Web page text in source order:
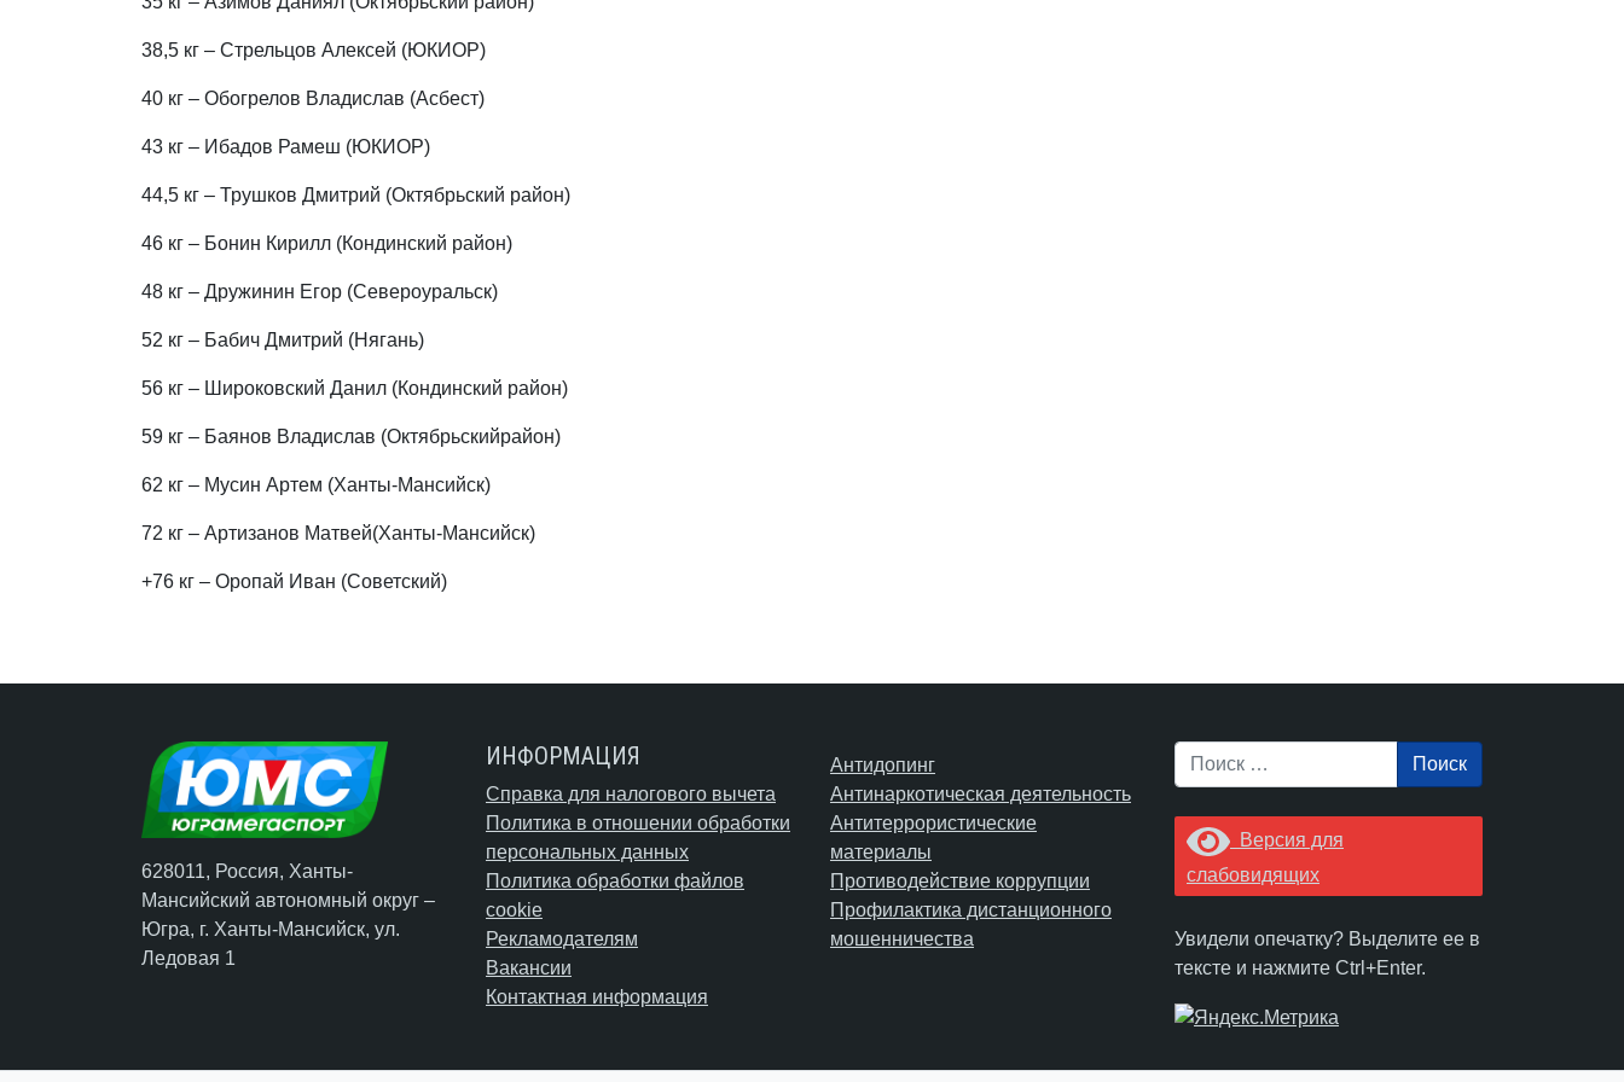
38,5 кг – Стрельцов Алексей (ЮКИОР)
40 кг – Обогрелов Владислав (Асбест)
43 кг – Ибадов Рамеш (ЮКИОР)
44,5 кг – Трушков Дмитрий (Октябрьский район)
46 кг – Бонин Кирилл (Кондинский район)
48 кг – Дружинин Егор (Североуральск)
52 кг – Бабич Дмитрий (Нягань)
56 кг – Широковский Данил (Кондинский район)
59 кг – Баянов Владислав (Октябрьскийрайон)
62 кг – Мусин Артем (Ханты-Мансийск)
72 кг – Артизанов Матвей(Ханты-Мансийск)
+76 кг – Оропай Иван (Советский)
628011, Россия, Ханты-
Мансийский автономный округ –
Югра, г. Ханты-Мансийск, ул.
Ледовая 1
ИНФОРМАЦИЯ
Справка для налогового вычета
Политика в отношении обработки
персональных данных
Политика обработки файлов
cookie
Рекламодателям
Вакансии
Контактная информация
Антидопинг
Антинаркотическая деятельность
Антитеррористические
материалы
Противодействие коррупции
Профилактика дистанционного
мошенничества
Поиск
Версия для
слабовидящих
Увидели опечатку? Выделите ее в
тексте и нажмите Ctrl+Enter.